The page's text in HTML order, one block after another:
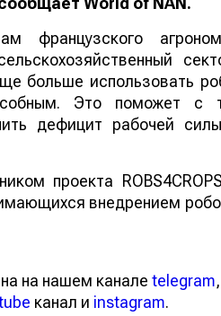
французского
больше использовать
Это поможет с
дефицит рабочей
проекта
внедрением
на нашем канале telegram
канал и instagram.